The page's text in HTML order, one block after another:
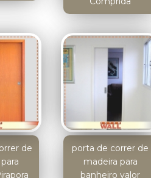
de
porta de correr de
madeira para
banheiro valor